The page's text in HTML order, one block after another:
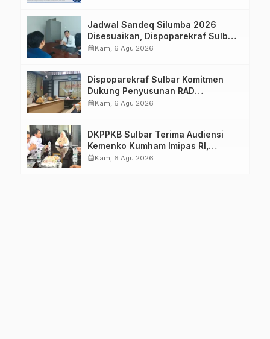
Jadwal Sandeq Silumba 2026
Disesuaikan, Dispoparekraf Sulbar
Pastikan Persiapan Tetap
calendar_monthKam, 6 Agu 2026
Dispoparekraf Sulbar Komitmen
Dukung Penyusunan RAD
TPB/SDGs Sulawesi Barat
calendar_monthKam, 6 Agu 2026
DKPPKB Sulbar Terima Audiensi
Kemenko Kumham Imipas RI,
Perkuat Pelayanan Kesehatan bagi
calendar_monthKam, 6 Agu 2026